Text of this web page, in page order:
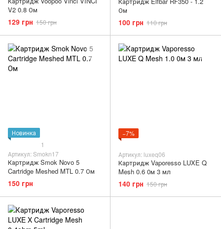
V2 0.8 Ом
129 грн 150 грн
Ом
100 грн 110 грн
Новинка
1
Артикул: Smokn17
Картридж Smok Novo 5
Cartridge Meshed MTL 0.7 Ом
150 грн
−7%
Артикул: luxeq06
Картридж Vaporesso LUXE Q
Mesh 0.6 0м 3 мл
140 грн 150 грн